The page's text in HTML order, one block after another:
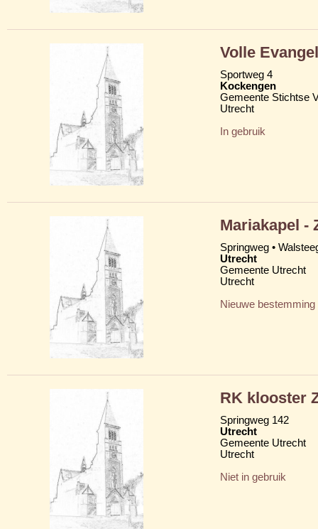
Volle
Sportweg 4
Kockengen
Gemeente Stichtse
Utrecht
In gebruik
Mariakapel -
Springweg •
Utrecht
Gemeente Utrecht
Utrecht
Nieuwe bestemming
RK klooster
Springweg 142
Utrecht
Gemeente Utrecht
Utrecht
Niet in gebruik